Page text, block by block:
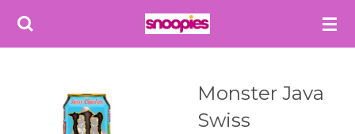
Ga
hoofdinhoud
Monster Java
Swiss